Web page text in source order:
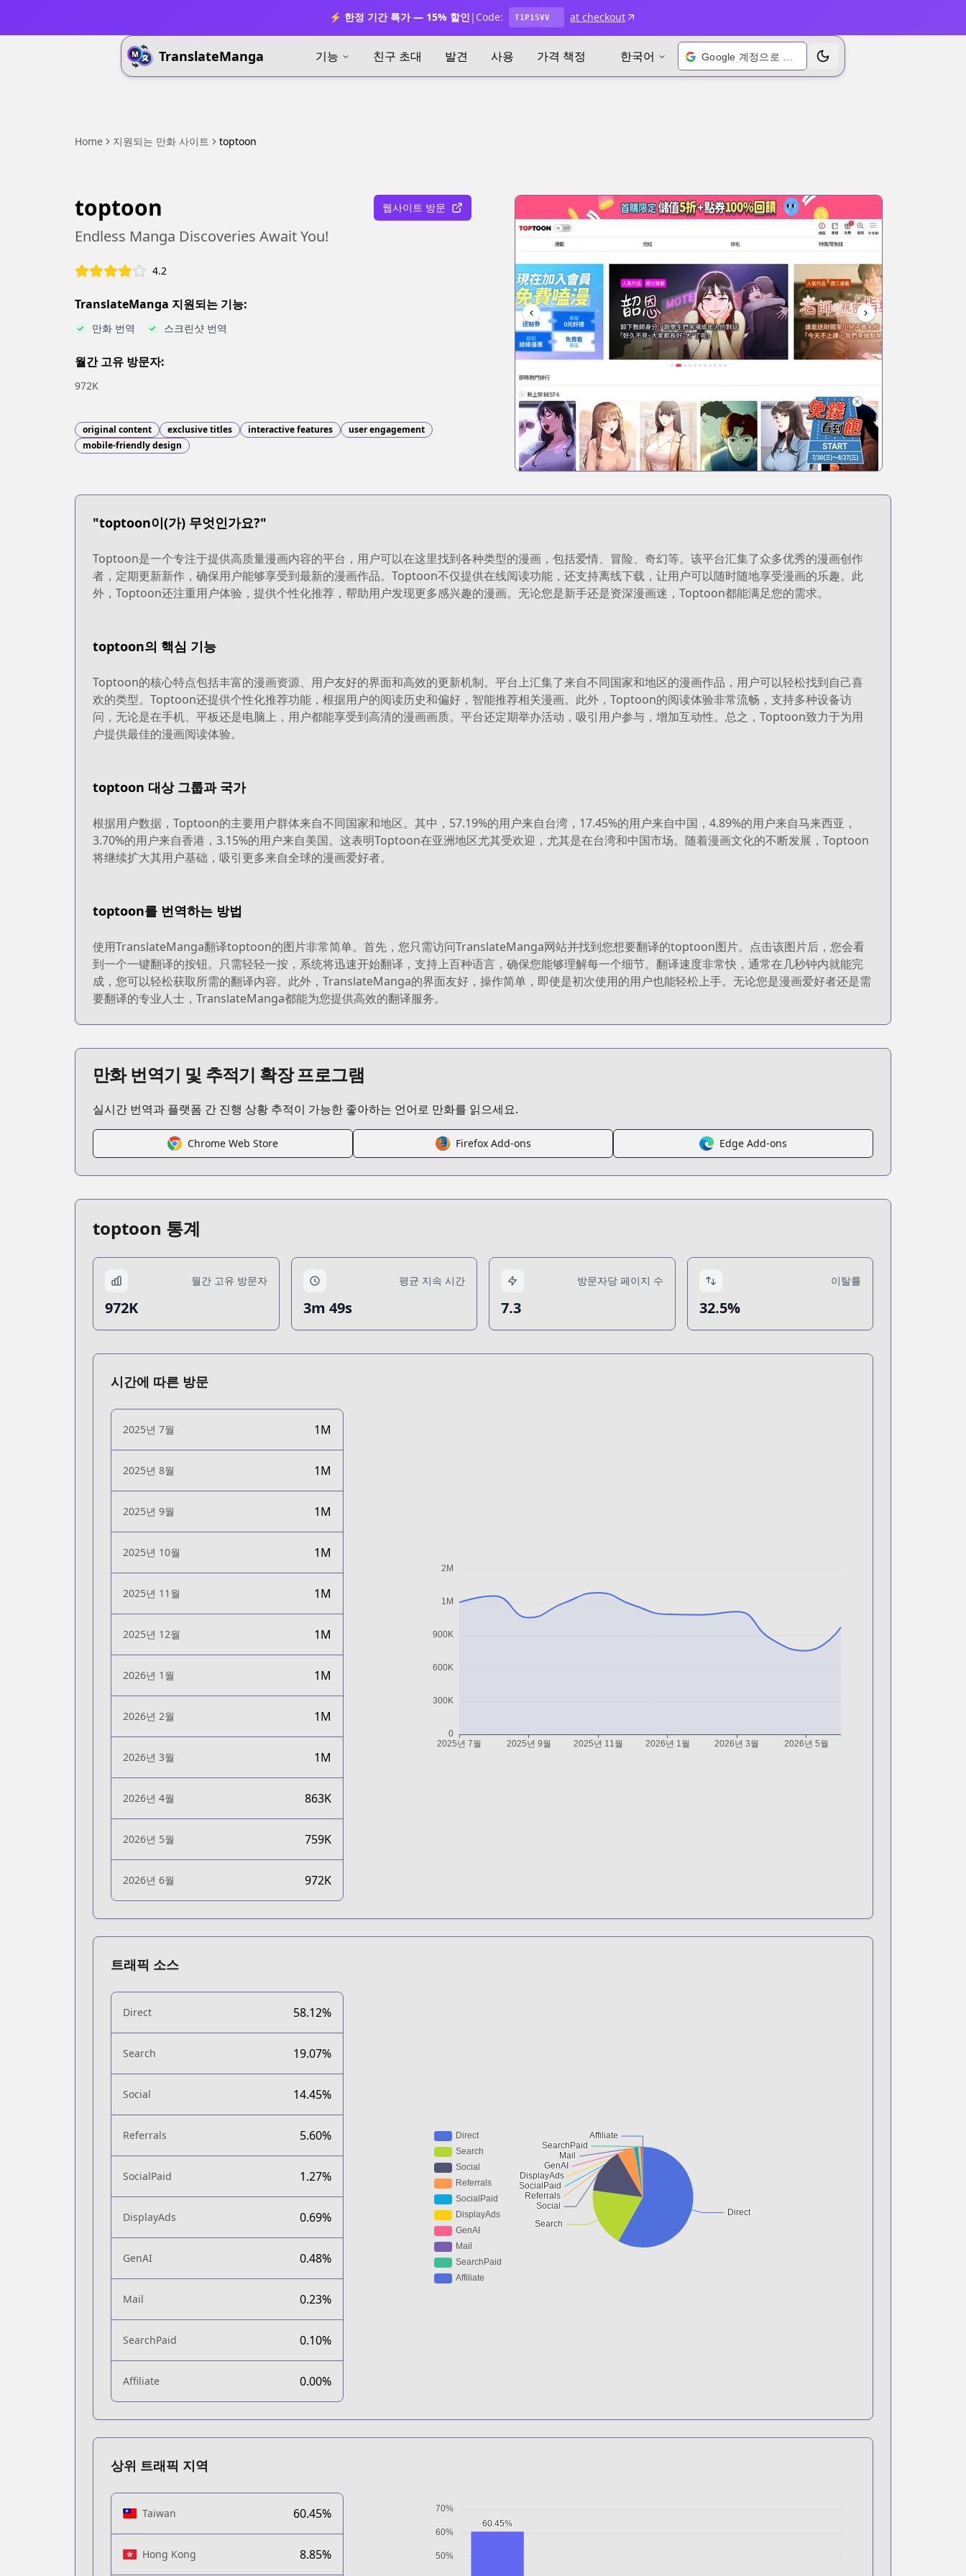
⚡ 한정 기간 특가 — 15% 할인 | Code: T1P15VV at checkout
TranslateManga 기능 친구 초대 발견 사용 가격 책정 한국어 테마 전환
Home 지원되는 만화 사이트 toptoon
toptoon 웹사이트 방문
Endless Manga Discoveries Await You!
4.2
TranslateManga 지원되는 기능:
만화 번역 스크린샷 번역
월간 고유 방문자:
972K
original content exclusive titles interactive features
user engagement
mobile-friendly design
"toptoon이(가) 무엇인가요?"
Toptoon是一个专注于提供高质量漫画内容的平台，用户可以在这里找到各种类型的漫画，包括爱情、冒险、奇幻等。该平台汇集了众多优秀的漫画创作
者，定期更新新作，确保用户能够享受到最新的漫画作品。Toptoon不仅提供在线阅读功能，还支持离线下载，让用户可以随时随地享受漫画的乐趣。此
外，Toptoon还注重用户体验，提供个性化推荐，帮助用户发现更多感兴趣的漫画。无论您是新手还是资深漫画迷，Toptoon都能满足您的需求。
toptoon의 핵심 기능
Toptoon的核心特点包括丰富的漫画资源、用户友好的界面和高效的更新机制。平台上汇集了来自不同国家和地区的漫画作品，用户可以轻松找到自己喜
欢的类型。Toptoon还提供个性化推荐功能，根据用户的阅读历史和偏好，智能推荐相关漫画。此外，Toptoon的阅读体验非常流畅，支持多种设备访
问，无论是在手机、平板还是电脑上，用户都能享受到高清的漫画画质。平台还定期举办活动，吸引用户参与，增加互动性。总之，Toptoon致力于为用
户提供最佳的漫画阅读体验。
toptoon 대상 그룹과 국가
根据用户数据，Toptoon的主要用户群体来自不同国家和地区。其中，57.19%的用户来自台湾，17.45%的用户来自中国，4.89%的用户来自马来西亚，
3.70%的用户来自香港，3.15%的用户来自美国。这表明Toptoon在亚洲地区尤其受欢迎，尤其是在台湾和中国市场。随着漫画文化的不断发展，Toptoon
将继续扩大其用户基础，吸引更多来自全球的漫画爱好者。
toptoon를 번역하는 방법
使用TranslateManga翻译toptoon的图片非常简单。首先，您只需访问TranslateManga网站并找到您想要翻译的toptoon图片。点击该图片后，您会看
到一个一键翻译的按钮。只需轻轻一按，系统将迅速开始翻译，支持上百种语言，确保您能够理解每一个细节。翻译速度非常快，通常在几秒钟内就能完
成，您可以轻松获取所需的翻译内容。此外，TranslateManga的界面友好，操作简单，即使是初次使用的用户也能轻松上手。无论您是漫画爱好者还是需
要翻译的专业人士，TranslateManga都能为您提供高效的翻译服务。
만화 번역기 및 추적기 확장 프로그램
실시간 번역과 플랫폼 간 진행 상황 추적이 가능한 좋아하는 언어로 만화를 읽으세요.
Chrome Web Store Firefox Add-ons Edge Add-ons
toptoon 통계
월간 고유 방문자
972K
평균 지속 시간
3m 49s
방문자당 페이지 수
7.3
이탈률
32.5%
시간에 따른 방문
2025년 7월 1M
2025년 8월 1M
2025년 9월 1M
2025년 10월 1M
2025년 11월 1M
2025년 12월 1M
2026년 1월 1M
2026년 2월 1M
2026년 3월 1M
2026년 4월 863K
2026년 5월 759K
2026년 6월 972K
트래픽 소스
Direct 58.12%
Search 19.07%
Social 14.45%
Referrals 5.60%
SocialPaid 1.27%
DisplayAds 0.69%
GenAI 0.48%
Mail 0.23%
SearchPaid 0.10%
Affiliate 0.00%
상위 트래픽 지역
Taiwan 60.45%
Hong Kong 8.85%